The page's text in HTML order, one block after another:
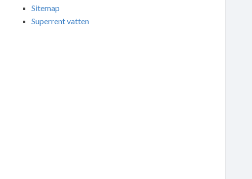
Sitemap
Superrent vatten